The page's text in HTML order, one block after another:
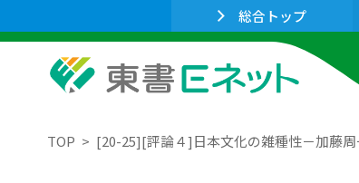
総合トップ
TOP [20-25][評論４]日本文化の雑種性－加藤周